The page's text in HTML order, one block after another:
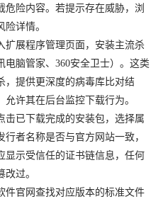
危险内容。若提示存在威胁，浏
详情。
扩展程序管理页面，安装主流杀
脑管家、360安全卫士）。这类
，提供更深度的病毒库比对结
许其在后台监控下载行为。
击已下载完成的安装包，选择属
者名称是否与官方网站一致，
显示受信任的证书链信息，任何
过。
件官网查找对应版本的标准文件